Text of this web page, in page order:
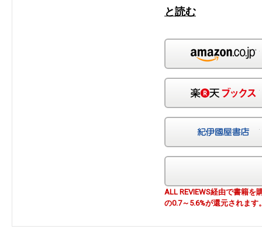
と読む
ALL REVIEWS経由で書籍
の0.7～5.6%が還元されます